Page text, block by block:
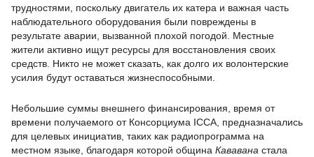
трудностями, поскольку двигатель их катера и важная часть
наблюдательного оборудования были повреждены в
результате аварии, вызванной плохой погодой. Местные
жители активно ищут ресурсы для восстановления своих
средств. Никто не может сказать, как долго их волонтерские
усилия будут оставаться жизнеспособными.
Небольшие суммы внешнего финансирования, время от
времени получаемого от Консорциума ICCA, предназначались
для целевых инициатив, таких как радиопрограмма на
местном языке, благодаря которой община Кававана стала